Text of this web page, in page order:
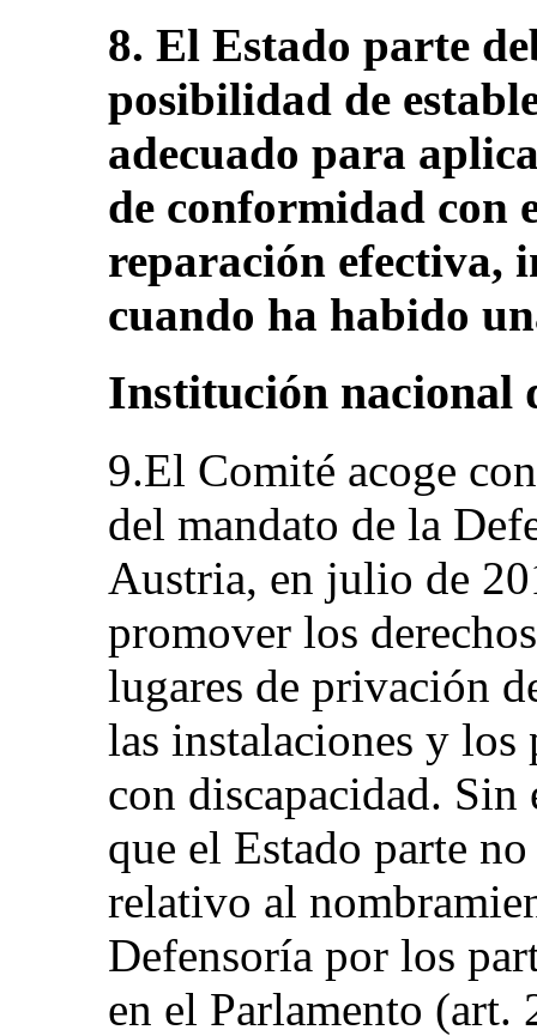
8. El Estado parte
posibilidad de
adecuado para
de conformidad con
reparación efectiva,
cuando ha habido
Institución nacional
9.El Comité acoge
del mandato de la
Austria, en julio de
promover los
lugares de privación
las instalaciones y los
con discapacidad.
que el Estado parte
relativo al
Defensoría por los
en el Parlamento (art.